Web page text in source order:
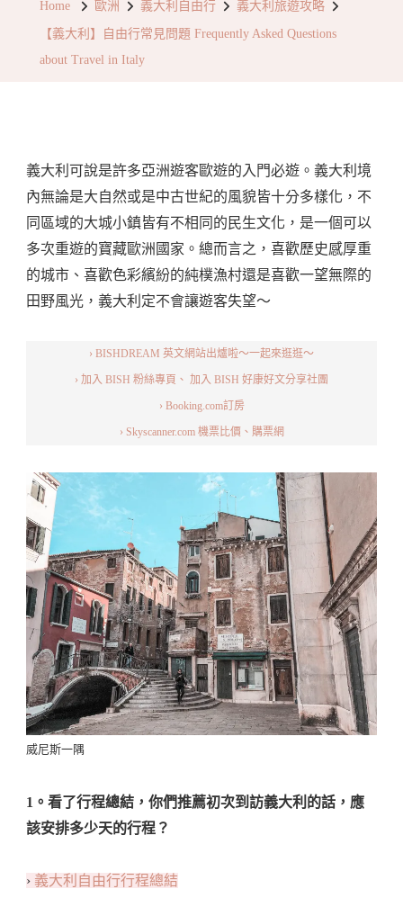
題
Frequently
Asked
Questions
About
Travel
Italy
Home 歐洲 義大利自由行 義大利旅遊攻略
【義大利】自由行常見問題 Frequently Asked Questions
about Travel in Italy
義大利可說是許多亞洲遊客歐遊的入門必遊。義大利境
內無論是大自然或是中古世紀的風貌皆十分多樣化，不
同區域的大城小鎮皆有不相同的民生文化，是一個可以
多次重遊的寶藏歐洲國家。總而言之，喜歡歷史感厚重
的城市、喜歡色彩繽紛的純樸漁村還是喜歡一望無際的
田野風光，義大利定不會讓遊客失望～
› BISHDREAM 英文網站出爐啦～一起來逛逛～
› 加入 BISH 粉絲專頁、 加入 BISH 好康好文分享社團
› Booking.com訂房
› Skyscanner.com 機票比價、購票網
威尼斯一隅
1。看了行程總結，你們推薦初次到訪義大利的話，應
該安排多少天的行程？
› 義大利自由行行程總結